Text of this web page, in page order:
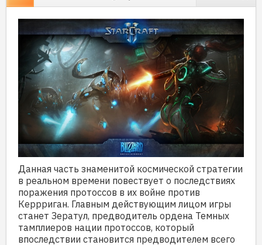
Данная часть знаменитой космической стратегии
в реальном времени повествует о последствиях
поражения протоссов в их войне против
Керрриган. Главным действующим лицом игры
станет Зератул, предводитель ордена Темных
тамплиеров нации протоссов, который
впоследствии становится предводителем всего